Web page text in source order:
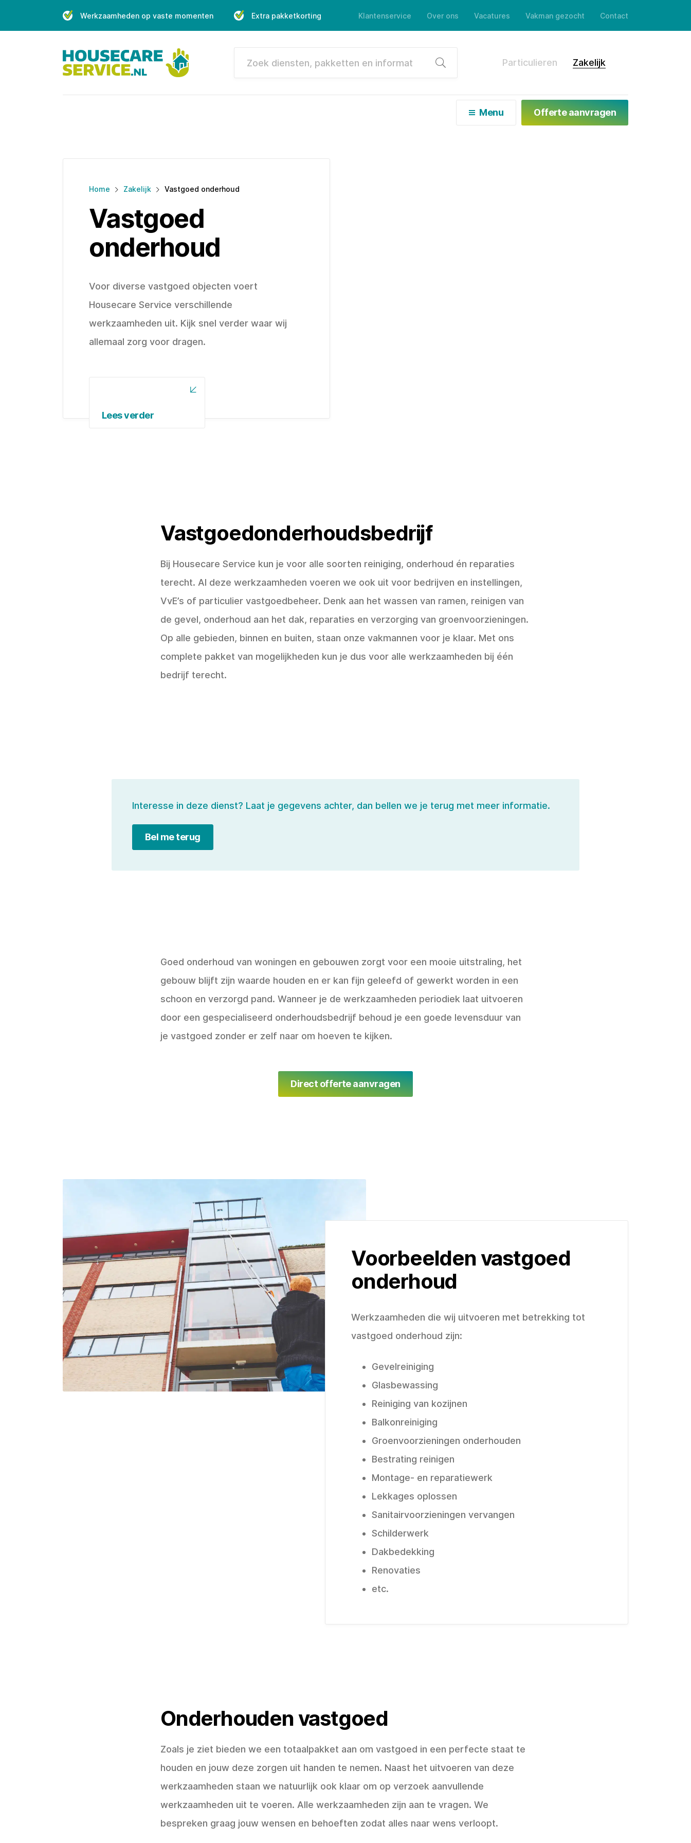
content
Werkzaamheden op vaste momenten Extra pakketkorting Klantenservice Over ons Vacatures Vakman gezocht Contact
Zoeken Particulieren Zakelijk
Menu Offerte aanvragen
Home Zakelijk Vastgoed onderhoud
Vastgoed
onderhoud
Voor diverse vastgoed objecten voert
Housecare Service verschillende
werkzaamheden uit. Kijk snel verder waar wij
allemaal zorg voor dragen.
Lees verder
Vastgoedonderhoudsbedrijf
Bij Housecare Service kun je voor alle soorten reiniging, onderhoud én reparaties
terecht. Al deze werkzaamheden voeren we ook uit voor bedrijven en instellingen,
VvE’s of particulier vastgoedbeheer. Denk aan het wassen van ramen, reinigen van
de gevel, onderhoud aan het dak, reparaties en verzorging van groenvoorzieningen.
Op alle gebieden, binnen en buiten, staan onze vakmannen voor je klaar. Met ons
complete pakket van mogelijkheden kun je dus voor alle werkzaamheden bij één
bedrijf terecht.
Interesse in deze dienst? Laat je gegevens achter, dan bellen we je terug met meer informatie.
Bel me terug
Goed onderhoud van woningen en gebouwen zorgt voor een mooie uitstraling, het
gebouw blijft zijn waarde houden en er kan fijn geleefd of gewerkt worden in een
schoon en verzorgd pand. Wanneer je de werkzaamheden periodiek laat uitvoeren
door een gespecialiseerd onderhoudsbedrijf behoud je een goede levensduur van
je vastgoed zonder er zelf naar om hoeven te kijken.
Direct offerte aanvragen
Voorbeelden vastgoed
onderhoud
Werkzaamheden die wij uitvoeren met betrekking tot
vastgoed onderhoud zijn:
Gevelreiniging
Glasbewassing
Reiniging van kozijnen
Balkonreiniging
Groenvoorzieningen onderhouden
Bestrating reinigen
Montage- en reparatiewerk
Lekkages oplossen
Sanitairvoorzieningen vervangen
Schilderwerk
Dakbedekking
Renovaties
etc.
Onderhouden vastgoed
Zoals je ziet bieden we een totaalpakket aan om vastgoed in een perfecte staat te
houden en jouw deze zorgen uit handen te nemen. Naast het uitvoeren van deze
werkzaamheden staan we natuurlijk ook klaar om op verzoek aanvullende
werkzaamheden uit te voeren. Alle werkzaamheden zijn aan te vragen. We
bespreken graag jouw wensen en behoeften zodat alles naar wens verloopt.